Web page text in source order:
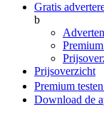
Gratis
b
Prijsoverzicht
Premium testen
Download de